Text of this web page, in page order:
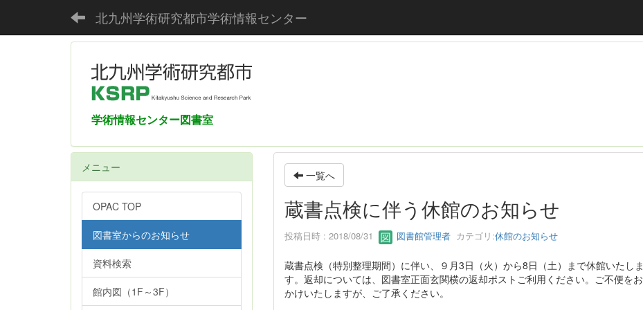
北九州学術研究都市学術情報センター
学術情報センター図書室
一覧へ
蔵書点検に伴う休館のお知らせ
投稿日時 : 2018/08/31 図書館管理者カテゴリ:休館のお知らせ
蔵書点検（特別整理期間）に伴い、９月3日（火）から8日（土）まで休館いたしま
す。返却については、図書室正面玄関横の返却ポストご利用ください。ご不便をお
かけいたしますが、ご了承ください。
メニュー
OPAC TOP
図書室からのお知らせ
資料検索
館内図（1F～3F）